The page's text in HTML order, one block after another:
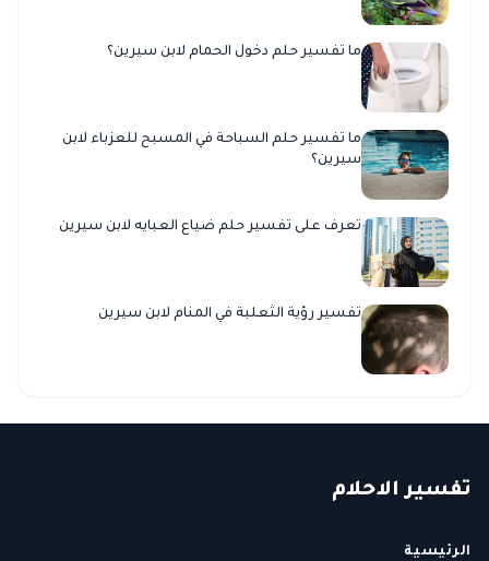
ما تفسير حلم دخول الحمام لابن سيرين؟
ما تفسير حلم السباحة في المسبح للعزباء لابن
سيرين؟
تعرف على تفسير حلم ضياع العبايه لابن سيرين
تفسير رؤية الثعلبة في المنام لابن سيرين
تفسير الاحلام
الرئيسية